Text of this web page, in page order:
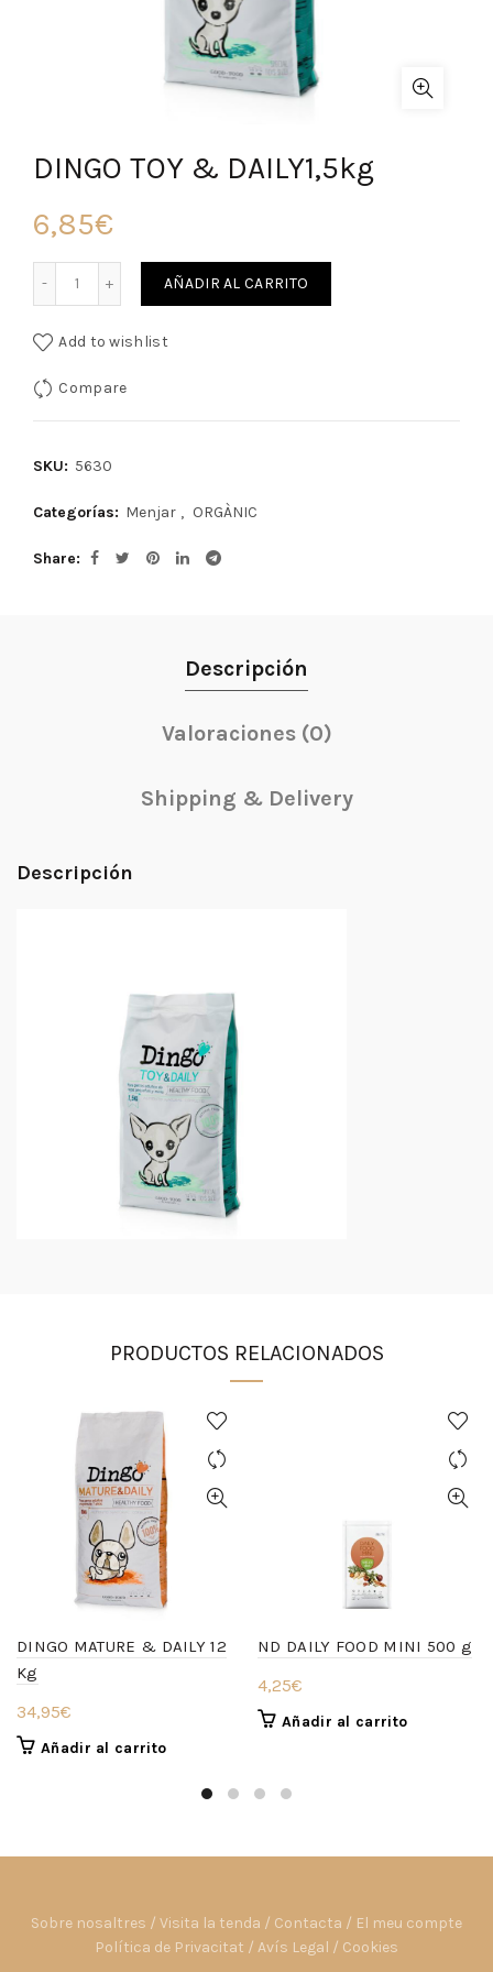
DINGO TOY & DAILY1,5kg
6,85€
AÑADIR AL CARRITO
Add to wishlist
Compare
SKU: 5630
Categorías: Menjar , ORGÀNIC
Share
Descripción
Valoraciones (0)
Shipping & Delivery
Descripción
PRODUCTOS RELACIONADOS
DINGO MATURE & DAILY 12
Kg
34,95€
Añadir al carrito
ND DAILY FOOD MINI 500 g
4,25€
Añadir al carrito
Sobre nosaltres / Visita la tenda / Contacta / El meu compte
Política de Privacitat / Avís Legal / Cookies